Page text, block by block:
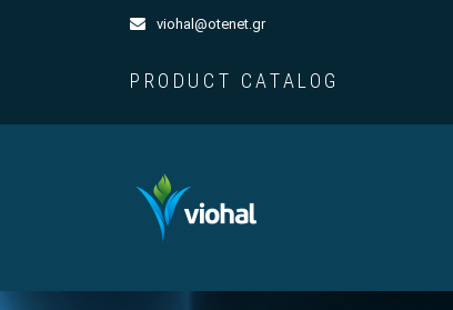
viohal@otenet.gr
PRODUCT CATALOG